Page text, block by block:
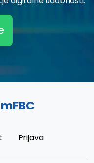
Prijava